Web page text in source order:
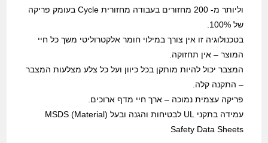
וליותר מ- 200 מחזורים בעבודה מחזורית Cycle בעומק פריקה
של 100%.
בטכנולוגיה זו אין צורך במילוי חומר אלקטרוליטי משך כל חיי
המוצר – אין תחזוקה.
המצבר יכול להיות מותקן בכל כיוון ועל כל צלע מצלעות המצבר
– התקנה קלה.
פריקה עצמית נמוכה – ארך חיי מדף ארוכים.
עמידה בתקני UL לבטיחות והגנה ובעל (MSDS (Material
Safety Data Sheets